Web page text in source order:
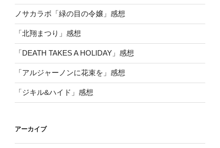
品
の
一
言
感
想
の
2”
ノサカラボ「緑の目の令嬢」感想
「北翔まつり」感想
「DEATH TAKES A HOLIDAY」感想
「アルジャーノンに花束を」感想
「ジキル&ハイド」感想
アーカイブ